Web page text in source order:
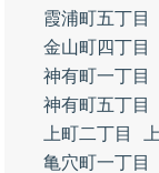
霞浦町五丁目
金山町四丁目
神有町一丁目
神有町五丁目
上町二丁目
亀穴町一丁目